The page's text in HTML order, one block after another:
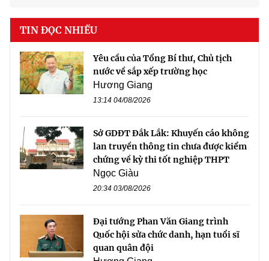
TIN ĐỌC NHIỀU
Yêu cầu của Tổng Bí thư, Chủ tịch
nước về sắp xếp trường học
Hương Giang
13:14 04/08/2026
Sở GDĐT Đắk Lắk: Khuyến cáo không
lan truyền thông tin chưa được kiểm
chứng về kỳ thi tốt nghiệp THPT
Ngọc Giàu
20:34 03/08/2026
Đại tướng Phan Văn Giang trình
Quốc hội sửa chức danh, hạn tuổi sĩ
quan quân đội